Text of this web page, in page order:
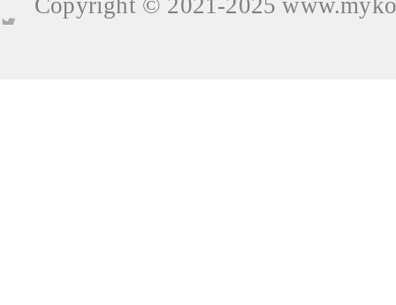
Copyright © 2021-2025